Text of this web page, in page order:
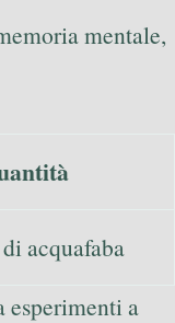
mentale,
di acquafaba
esperimenti a